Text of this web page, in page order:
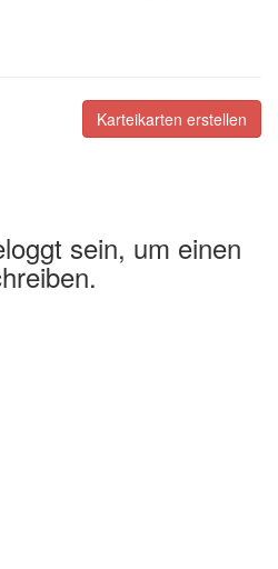
Karteikarten erstellen
sein, um einen